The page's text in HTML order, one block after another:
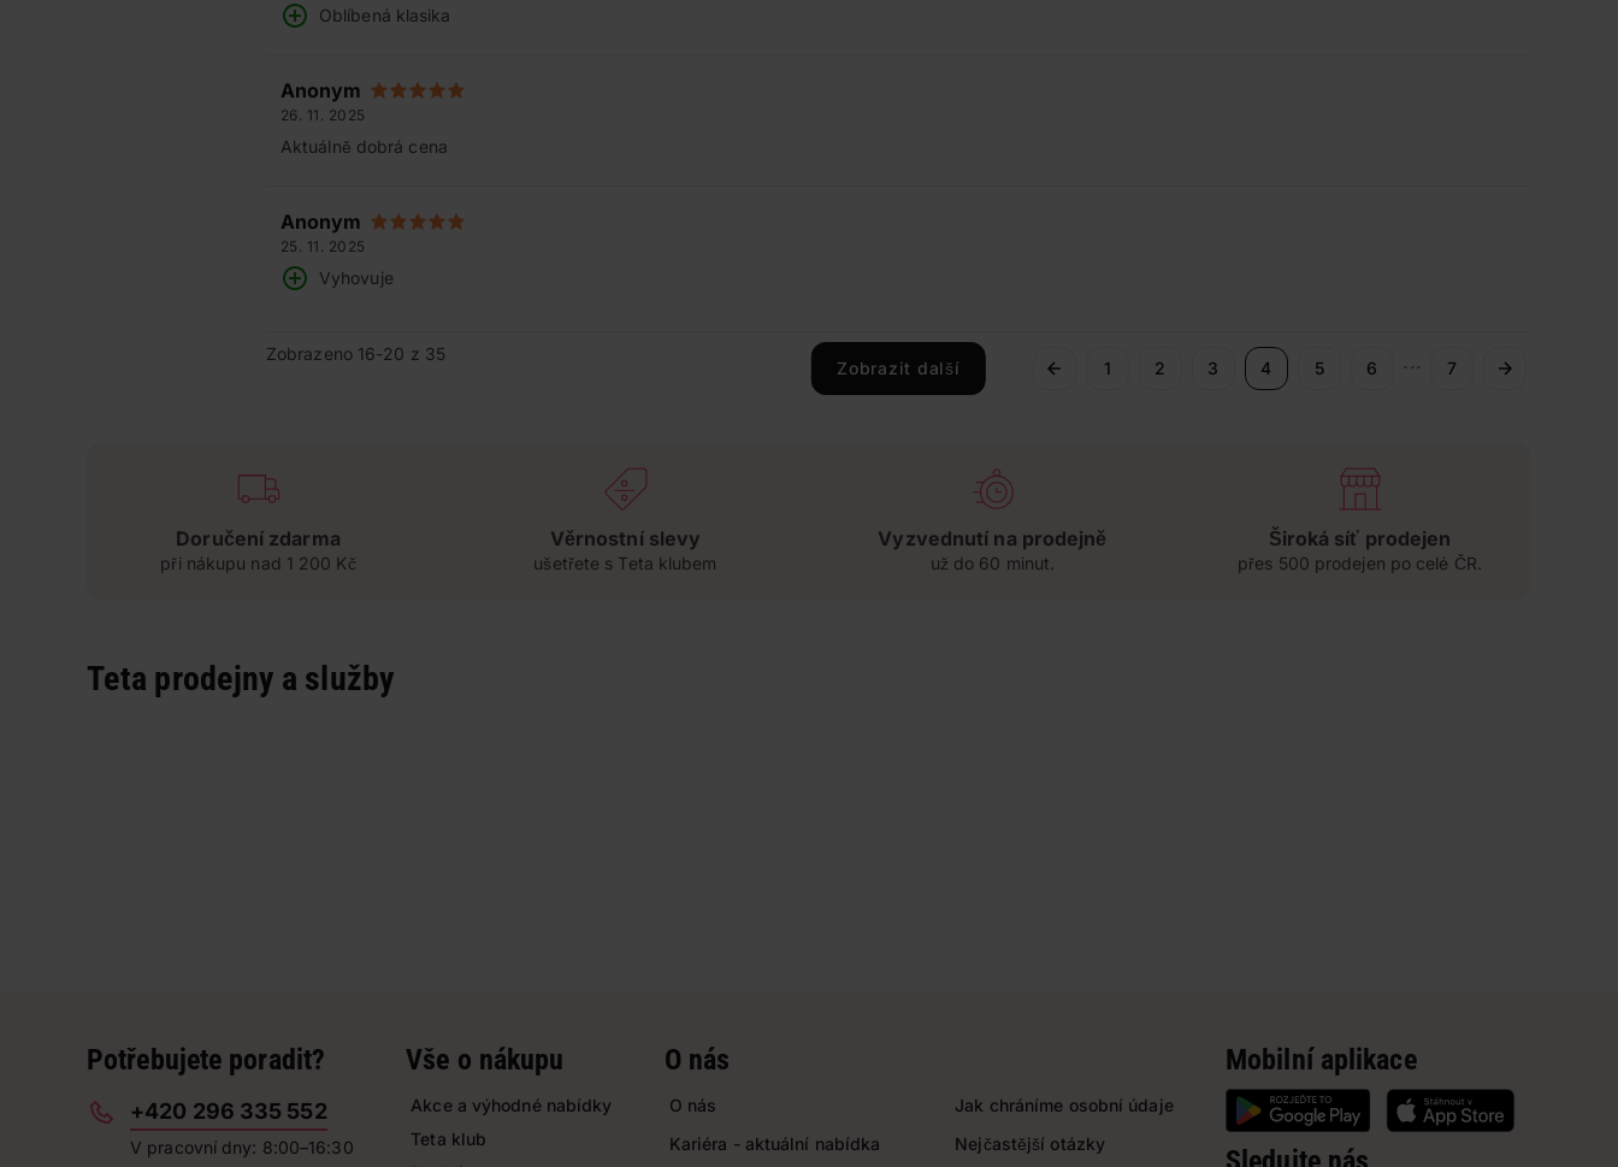
Oblíbená klasika
Anonym
26. 11. 2025
Aktuálně dobrá cena
Anonym
25. 11. 2025
Vyhovuje
Zobrazeno 16-20 z 35
Zobrazit další 1 2 3 4 5 6 ... 7
Doručení zdarma
při nákupu nad 1 200 Kč
Věrnostní slevy
ušetřete s Teta klubem
Vyzvednutí na prodejně
už do 60 minut.
Široká síť prodejen
přes 500 prodejen po celé ČR.
Teta prodejny a služby
Potřebujete poradit?
+420 296 335 552
V pracovní dny: 8:00–16:30
Vše o nákupu
Akce a výhodné nabídky
Teta klub
O nás
O nás
Kariéra - aktuální nabídka
Jak chráníme osobní údaje
Nejčastější otázky
Mobilní aplikace